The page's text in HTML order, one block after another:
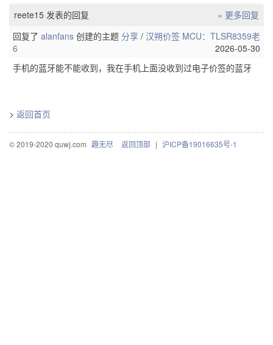
reete15 发表的回复
» 更多回复
回复了 alanfans 创建的主题 分享 / 汉朔价签 MCU：TLSR8359老
6
2026-05-30
手机的蓝牙能不能收到，我在手机上面没收到过电子价签的蓝牙
> 返回首页
© 2019-2020 quwj.com 趣无尽 返回顶部 | 沪ICP备19016635号-1